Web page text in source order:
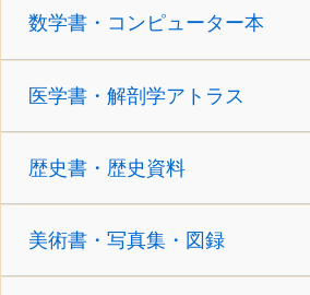
数学書・コンピューター本
医学書・解剖学アトラス
歴史書・歴史資料
美術書・写真集・図録